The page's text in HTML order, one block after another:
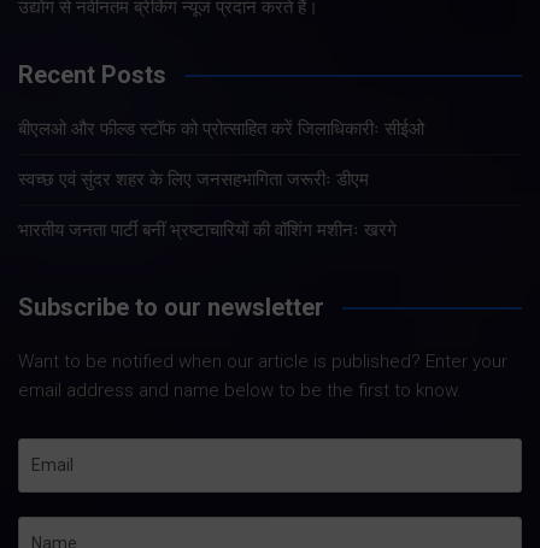
उद्योग से नवीनतम ब्रेकिंग न्यूज प्रदान करते हैं।
Recent Posts
बीएलओ और फील्ड स्टॉफ को प्रोत्साहित करें जिलाधिकारीः सीईओ
स्वच्छ एवं सुंदर शहर के लिए जनसहभागिता जरूरीः डीएम
भारतीय जनता पार्टी बनीं भ्रष्टाचारियों की वॉशिंग मशीनः खरगे
Subscribe to our newsletter
Want to be notified when our article is published? Enter your
email address and name below to be the first to know.